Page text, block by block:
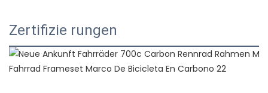
Zertifizie rungen